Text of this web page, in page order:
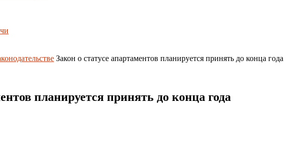
Закон о статусе апартаментов планируется принять до конца года
планируется принять до конца года